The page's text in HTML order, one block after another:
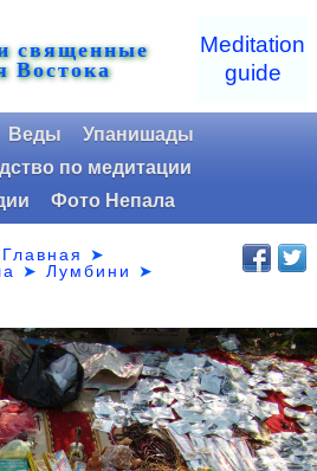
священные
Востока
Meditation
guide
Веды
Упанишады
по медитации
Фото Непала
Главная
➤
➤Лумбини
➤